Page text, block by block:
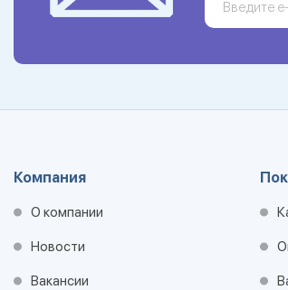
Компания
О компании
Новости
Вакансии